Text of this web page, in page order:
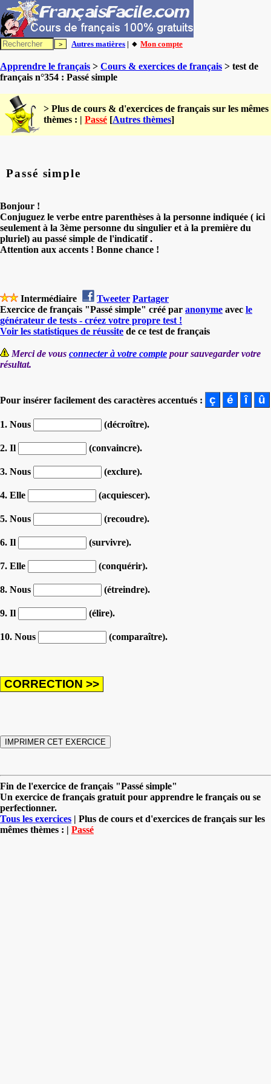
Autres matières | 🔸 Mon compte
Apprendre le français > Cours & exercices de français > test de
français n°354 : Passé simple
> Plus de cours & d'exercices de français sur les mêmes
thèmes : | Passé [Autres thèmes]
Passé simple
Bonjour !
Conjuguez le verbe entre parenthèses à la personne indiquée ( ici
seulement à la 3ème personne du singulier et à la première du
pluriel) au passé simple de l'indicatif .
Attention aux accents ! Bonne chance !
Intermédiaire Tweeter Partager
Exercice de français "Passé simple" créé par anonyme avec le
générateur de tests - créez votre propre test !
Voir les statistiques de réussite de ce test de français
Merci de vous connecter à votre compte pour sauvegarder votre
résultat.
Pour insérer facilement des caractères accentués :
1. Nous (décroître).
2. Il (convaincre).
3. Nous (exclure).
4. Elle (acquiescer).
5. Nous (recoudre).
6. Il (survivre).
7. Elle (conquérir).
8. Nous (étreindre).
9. Il (élire).
10. Nous (comparaître).
Fin de l'exercice de français "Passé simple"
Un exercice de français gratuit pour apprendre le français ou se
perfectionner.
Tous les exercices | Plus de cours et d'exercices de français sur les
mêmes thèmes : | Passé